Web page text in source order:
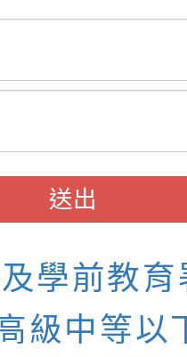
送出
學前教育
級中等以